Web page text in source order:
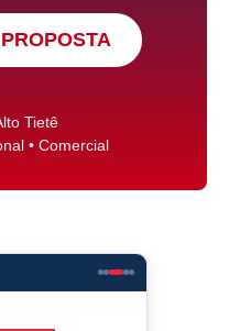
Tietê
• Comercial